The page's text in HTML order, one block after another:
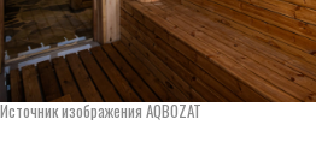
Источник изображения AQBOZAT